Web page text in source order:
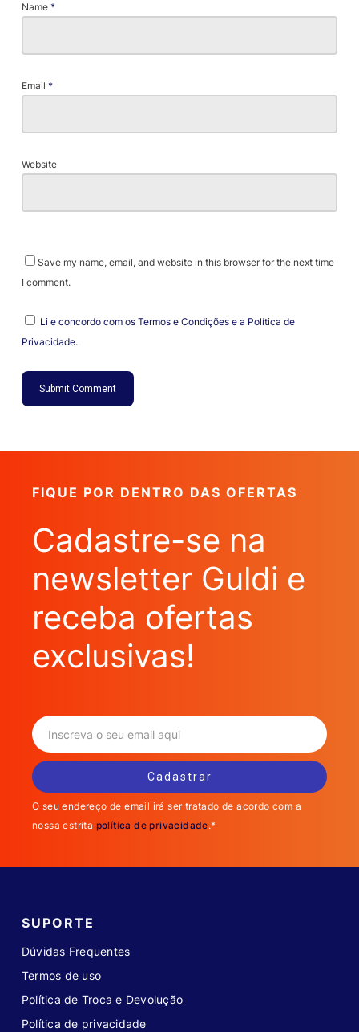
Name *
Email *
Website
Save my name, email, and website in this browser for the next time
I comment.
Li e concordo com os Termos e Condições e a Política de
Privacidade.
FIQUE POR DENTRO DAS OFERTAS
Cadastre-se na
newsletter Guldi e
receba ofertas
exclusivas!
O seu endereço de email irá ser tratado de acordo com a
nossa estrita política de privacidade.*
SUPORTE
Dúvidas Frequentes
Termos de uso
Política de Troca e Devolução
Política de privacidade